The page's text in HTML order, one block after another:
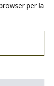
per la